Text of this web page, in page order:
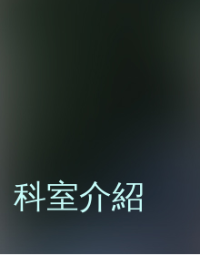
科室介紹